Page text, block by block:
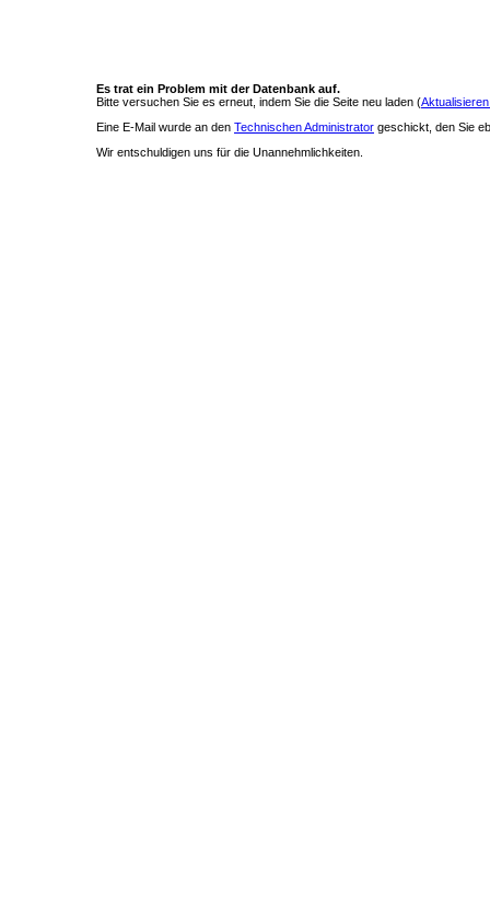
Es trat ein Problem mit der Datenbank auf.
Bitte versuchen Sie es erneut, indem Sie die Seite neu laden (
Eine E-Mail wurde an den Technischen Administrator geschickt, den Sie
Wir entschuldigen uns für die Unannehmlichkeiten.